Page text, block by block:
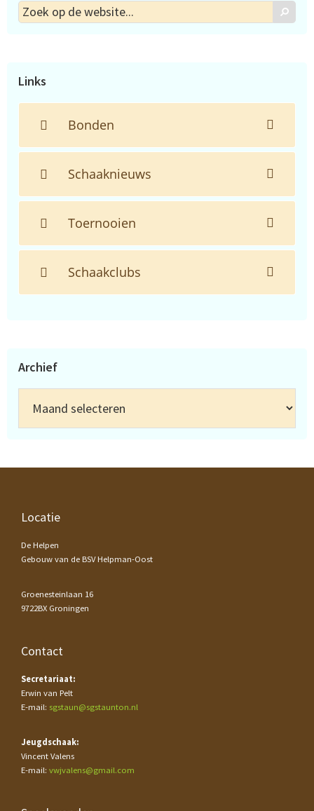
Zoek
op
Zoek
Links
Bonden
Schaaknieuws
Toernooien
Schaakclubs
Archief
Footer
Locatie
De Helpen
Gebouw van de BSV Helpman-Oost
Groenesteinlaan 16
9722BX Groningen
Contact
Secretariaat:
Erwin van Pelt
E-mail: sgstaun@sgstaunton.nl
Jeugdschaak:
Vincent Valens
E-mail: vwjvalens@gmail.com